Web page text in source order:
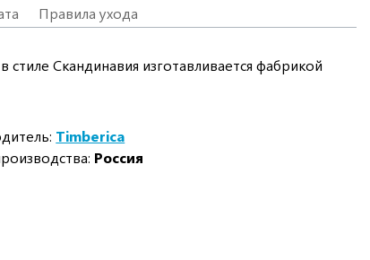
Правила ухода
Скандинавия изготавливается фабрикой
Timberica
Россия